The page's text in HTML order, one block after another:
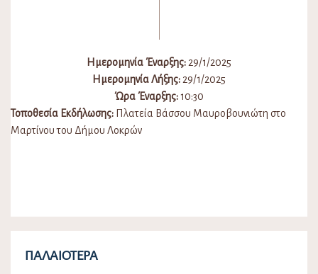
Ημερομηνία Έναρξης: 29/1/2025
Ημερομηνία Λήξης: 29/1/2025
Ώρα Έναρξης:10:30
Τοποθεσία Εκδήλωσης: Πλατεία Βάσσου Μαυροβουνιώτη στο
Μαρτίνου του Δήμου Λοκρών
ΠΑΛΑΙΌΤΕΡΑ